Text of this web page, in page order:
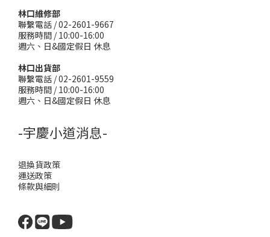
林口維修部
聯繫電話 / 02-2601-9667
服務時間 / 10:00-16:00
週六、日&國定假日 休息
林口出貨部
聯繫電話 / 02-2601-9559
服務時間 / 10:00-16:00
週六、日&國定假日 休息
-宇慶小道消息-
退換貨政策
運送政策
條款與細則